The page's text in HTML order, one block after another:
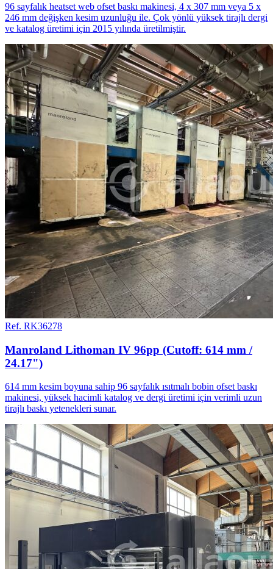
96 sayfalık heatset web ofset baskı makinesi, 4 x 307 mm veya 5 x
246 mm değişken kesim uzunluğu ile. Çok yönlü yüksek tirajlı dergi
ve katalog üretimi için 2015 yılında üretilmiştir.
Ref. RK36278
Manroland Lithoman IV 96pp (Cutoff: 614 mm /
24.17")
614 mm kesim boyuna sahip 96 sayfalık ısıtmalı bobin ofset baskı
makinesi, yüksek hacimli katalog ve dergi üretimi için verimli uzun
tirajlı baskı yetenekleri sunar.